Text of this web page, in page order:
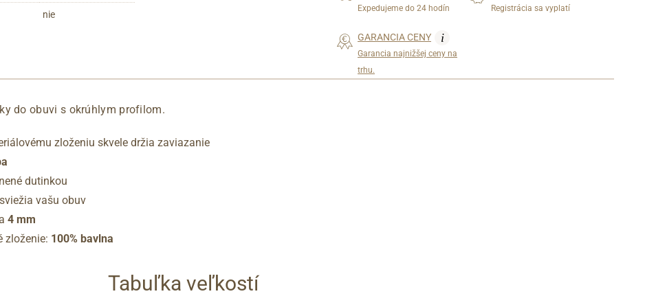
nie
Expedujeme do 24 hodín Registrácia sa vyplatí
GARANCIA CENY i
Garancia najnižšej ceny na
trhu.
do obuvi s okrúhlym profilom.
zloženiu skvele držia zaviazanie
dutinkou
vašu obuv
4 mm
zloženie: 100% bavlna
Tabuľka veľkostí